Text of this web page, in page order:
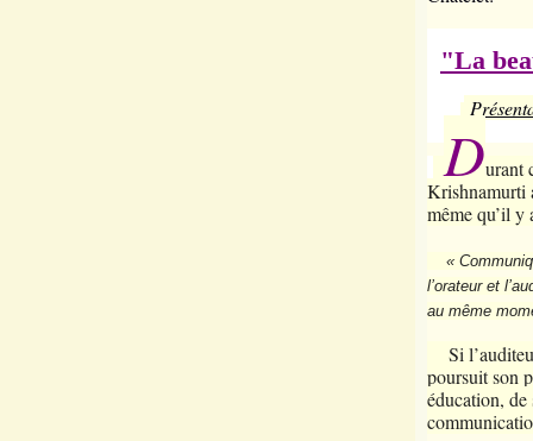
"La
Durant
Krishnamurti
même qu’il y
«
l’orateur et
au même
Si
poursuit son
éducation, de